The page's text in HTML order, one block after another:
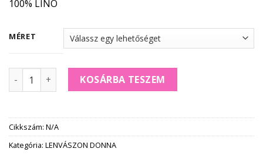
100% LINO
MÉRET
GIOIA női LENVÁSZON PALAZZO NADRÁG *sky blu*
KOSÁRBA TESZEM
Cikkszám: N/A
Kategória: LENVÁSZON DONNA